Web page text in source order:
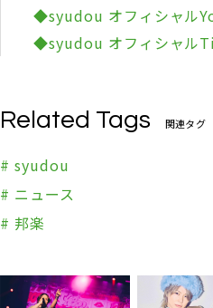
◆syudou オフィシャル
◆syudou オフィシャル
Related Tags 関連タグ
# syudou
# ニュース
# 邦楽